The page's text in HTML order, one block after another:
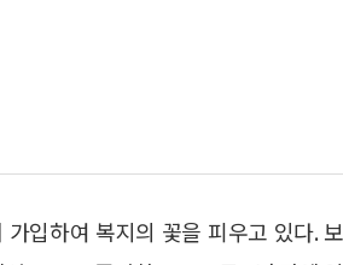
입하여 복지의 꽃을 피우고 있다. 보